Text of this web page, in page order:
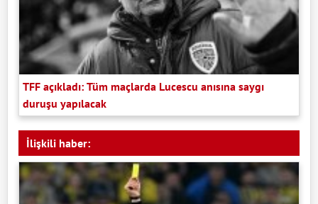
TFF açıkladı: Tüm maçlarda Lucescu anısına saygı
duruşu yapılacak
İlişkili haber: